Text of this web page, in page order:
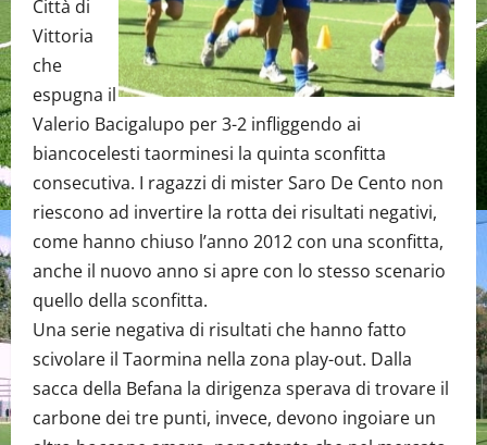
Città di
Vittoria
che
espugna il
Valerio Bacigalupo per 3-2 infliggendo ai
biancocelesti taorminesi la quinta sconfitta
consecutiva. I ragazzi di mister Saro De Cento non
riescono ad invertire la rotta dei risultati negativi,
come hanno chiuso l’anno 2012 con una sconfitta,
anche il nuovo anno si apre con lo stesso scenario
quello della sconfitta.
Una serie negativa di risultati che hanno fatto
scivolare il Taormina nella zona play-out. Dalla
sacca della Befana la dirigenza sperava di trovare il
carbone dei tre punti, invece, devono ingoiare un